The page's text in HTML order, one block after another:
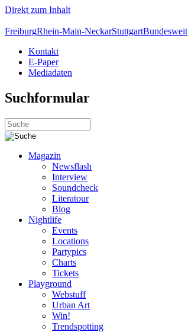
Direkt zum Inhalt
FreiburgRhein-Main-NeckarStuttgartBundesweit
Kontakt
E-Paper
Mediadaten
Suchformular
Magazin
Newsflash
Interview
Soundcheck
Literatour
Blog
Nightlife
Events
Locations
Partypics
Charts
Tickets
Playground
Webstuff
Urban Art
Win!
Trendspotting